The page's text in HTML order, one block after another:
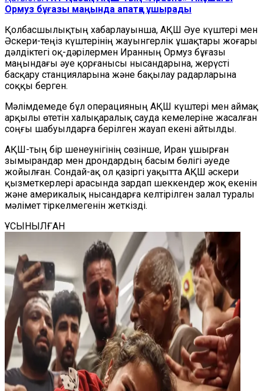
Ормуз бұғазы маңында апатқа ұшырады
Қолбасшылықтың хабарлауынша, АҚШ Әуе күштері мен
Әскери-теңіз күштерінің жауынгерлік ұшақтары жоғары
дәлдіктегі оқ-дәрілермен Иранның Ормуз бұғазы
маңындағы әуе қорғанысы нысандарына, жерүсті
басқару станцияларына және бақылау радарларына
соққы берген.
Мәлімдемеде бұл операцияның АҚШ күштері мен аймақ
арқылы өтетін халықаралық сауда кемелеріне жасалған
соңғы шабуылдарға берілген жауап екені айтылды.
АҚШ-тың бір шенеунігінің сөзінше, Иран ұшырған
зымырандар мен дрондардың басым бөлігі әуеде
жойылған. Сондай-ақ ол қазіргі уақытта АҚШ әскери
қызметкерлері арасында зардап шеккендер жоқ екенін
және америкалық нысандарға келтірілген залал туралы
мәлімет тіркелмегенін жеткізді.
ҰСЫНЫЛҒАН